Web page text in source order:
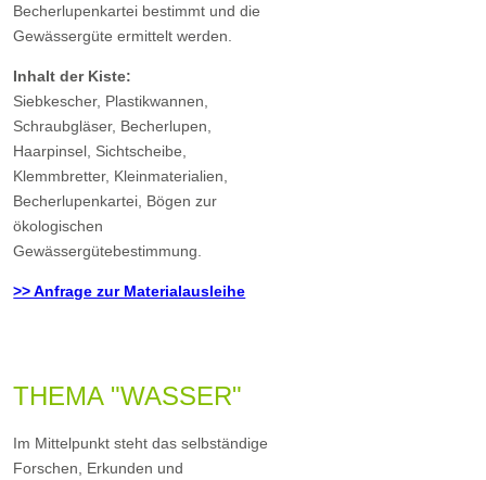
Becherlupenkartei bestimmt und die
Gewässergüte ermittelt werden.
Inhalt der Kiste:
Siebkescher, Plastikwannen,
Schraubgläser, Becherlupen,
Haarpinsel, Sichtscheibe,
Klemmbretter, Kleinmaterialien,
Becherlupenkartei, Bögen zur
ökologischen
Gewässergütebestimmung.
>> Anfrage zur Materialausleihe
THEMA "WASSER"
Im Mittelpunkt steht das selbständige
Forschen, Erkunden und